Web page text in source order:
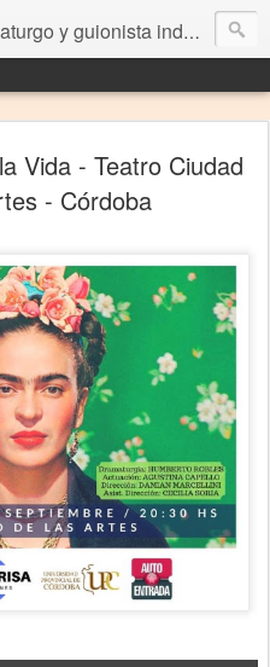
y guionista independiente
Vida - Teatro Ciudad
- Córdoba